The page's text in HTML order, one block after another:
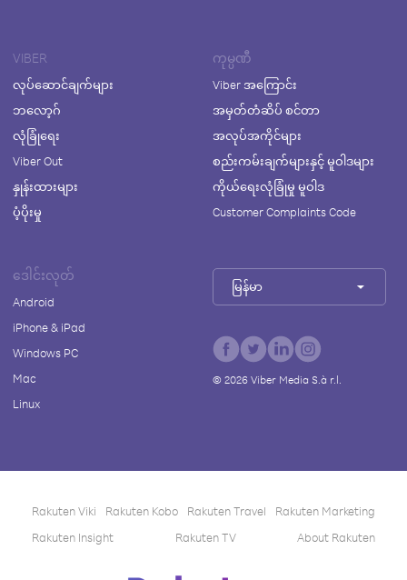
VIBER
လုပ်ဆောင်ချက်များ
ဘလော့ဂ်
လုံခြုံရေး
Viber Out
နှုန်းထားများ
ပံ့ပိုးမှု
ကုမ္ပဏီ
Viber အကြောင်း
အမှတ်တံဆိပ် စင်တာ
အလုပ်အကိုင်များ
စည်းကမ်းချက်များနှင့် မူဝါဒများ
ကိုယ်ရေးလုံခြုံမှု မူဝါဒ
Customer Complaints Code
ဒေါင်းလုတ်
Android
iPhone & iPad
Windows PC
Mac
Linux
မြန်မာ
© 2026Viber Media S.à r.l.
Rakuten Viki Rakuten Kobo Rakuten Travel
Rakuten Marketing
Rakuten Insight
Rakuten TV About Rakuten